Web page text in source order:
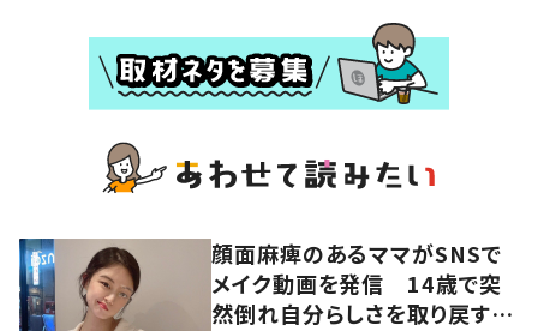
顔面麻痺のあるママがSNSで
メイク動画を発信 14歳で突
然倒れ自分らしさを取り戻すま